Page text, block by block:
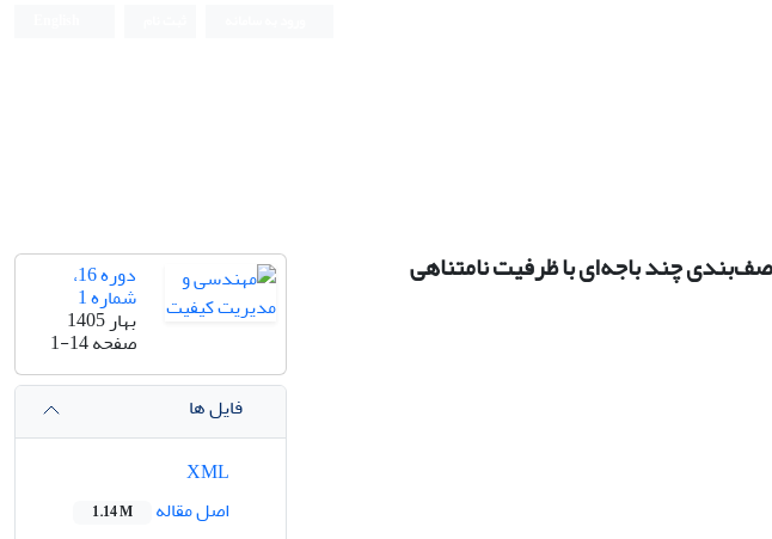
دوره 16،
شماره 1
بهار 1405
صفحه1-14
فایل ها
اصل مقاله
1.14 M